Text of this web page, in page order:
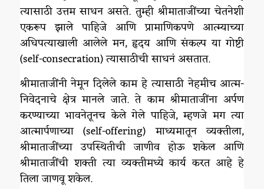
त्यासाठी उत्तम साधन असते. तुम्ही श्रीमाताजींच्या चेतनेशी
एकरूप झाले पाहिजे आणि प्रामाणिकपणे आत्म्याच्या
अधिपत्याखाली आलेले मन, हृदय आणि संकल्प या गोष्टी
(self-consecration) त्यासाठीची साधनं असतात.
श्रीमाताजींनी नेमून दिलेले काम हे त्यासाठी नेहमीच आत्म-
निवेदनाचे क्षेत्र मानले जाते. ते काम श्रीमाताजींना अर्पण
करण्याच्या भावनेतूनच केले गेले पाहिजे, म्हणजे मग त्या
आत्मार्पणाच्या (self-offering) माध्यमातून व्यक्तीला,
श्रीमाताजींच्या उपस्थितीची जाणीव होऊ शकेल आणि
श्रीमाताजींची शक्ती त्या व्यक्तीमध्ये कार्य करत आहे हे
तिला जाणवू शकेल.